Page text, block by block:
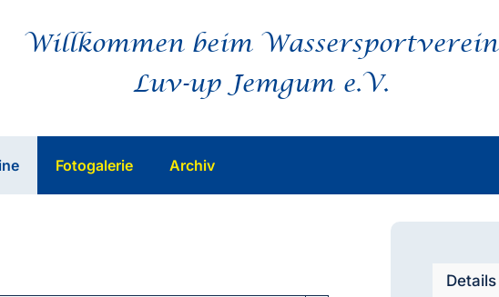
Willkommen beim Wassersportverein
Luv-up Jemgum e.V.
Fotogalerie Archiv
Details